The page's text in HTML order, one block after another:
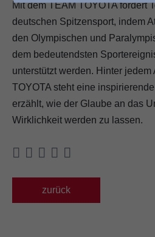
Mit dem TEAM TOYOTA fördert
deutschen Spitzensport, indem
den Olympischen und
dem bedeutendsten
unterstützt werden. Hinter jedem
TOYOTA steht eine
erzählt, wie der Glaube an das
Wirklichkeit werden zu lassen.
zurück